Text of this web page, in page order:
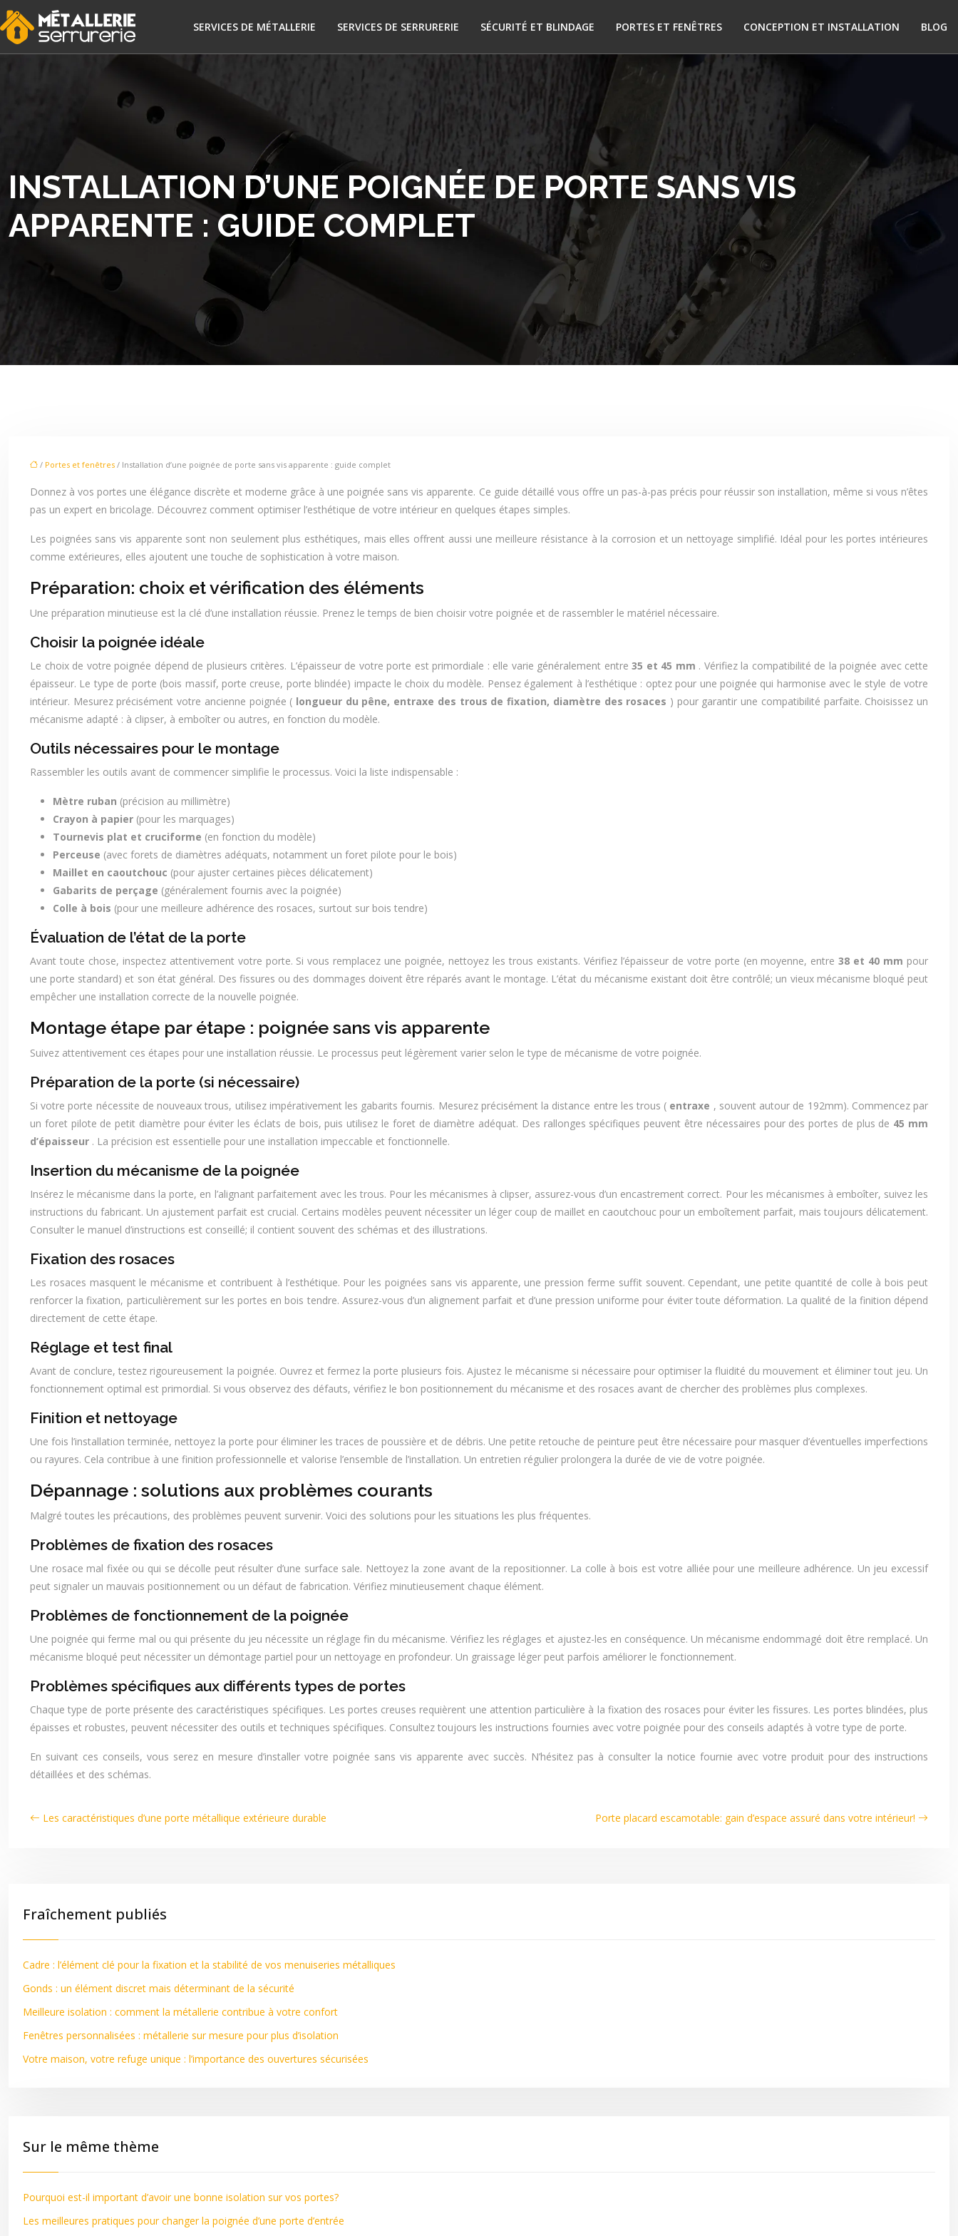
SERVICES DE MÉTALLERIE SERVICES DE SERRURERIE SÉCURITÉ ET BLINDAGE PORTES ET FENÊTRES CONCEPTION ET INSTALLATION BLOG
INSTALLATION D’UNE POIGNÉE DE PORTE SANS VIS
APPARENTE : GUIDE COMPLET
/ Portes et fenêtres / Installation d’une poignée de porte sans vis apparente : guide complet
Donnez à vos portes une élégance discrète et moderne grâce à une poignée sans vis apparente. Ce guide détaillé vous offre un pas-à-pas précis pour réussir son installation, même si vous n’êtes
pas un expert en bricolage. Découvrez comment optimiser l’esthétique de votre intérieur en quelques étapes simples.
Les poignées sans vis apparente sont non seulement plus esthétiques, mais elles offrent aussi une meilleure résistance à la corrosion et un nettoyage simplifié. Idéal pour les portes intérieures
comme extérieures, elles ajoutent une touche de sophistication à votre maison.
Préparation: choix et vérification des éléments
Une préparation minutieuse est la clé d’une installation réussie. Prenez le temps de bien choisir votre poignée et de rassembler le matériel nécessaire.
Choisir la poignée idéale
Le choix de votre poignée dépend de plusieurs critères. L’épaisseur de votre porte est primordiale : elle varie généralement entre 35 et 45 mm . Vérifiez la compatibilité de la poignée avec cette
épaisseur. Le type de porte (bois massif, porte creuse, porte blindée) impacte le choix du modèle. Pensez également à l’esthétique : optez pour une poignée qui harmonise avec le style de votre
intérieur. Mesurez précisément votre ancienne poignée ( longueur du pêne, entraxe des trous de fixation, diamètre des rosaces ) pour garantir une compatibilité parfaite. Choisissez un
mécanisme adapté : à clipser, à emboîter ou autres, en fonction du modèle.
Outils nécessaires pour le montage
Rassembler les outils avant de commencer simplifie le processus. Voici la liste indispensable :
Mètre ruban (précision au millimètre)
Crayon à papier (pour les marquages)
Tournevis plat et cruciforme (en fonction du modèle)
Perceuse (avec forets de diamètres adéquats, notamment un foret pilote pour le bois)
Maillet en caoutchouc (pour ajuster certaines pièces délicatement)
Gabarits de perçage (généralement fournis avec la poignée)
Colle à bois (pour une meilleure adhérence des rosaces, surtout sur bois tendre)
Évaluation de l’état de la porte
Avant toute chose, inspectez attentivement votre porte. Si vous remplacez une poignée, nettoyez les trous existants. Vérifiez l’épaisseur de votre porte (en moyenne, entre38 et 40 mm pour
une porte standard) et son état général. Des fissures ou des dommages doivent être réparés avant le montage. L’état du mécanisme existant doit être contrôlé; un vieux mécanisme bloqué peut
empêcher une installation correcte de la nouvelle poignée.
Montage étape par étape : poignée sans vis apparente
Suivez attentivement ces étapes pour une installation réussie. Le processus peut légèrement varier selon le type de mécanisme de votre poignée.
Préparation de la porte (si nécessaire)
Si votre porte nécessite de nouveaux trous, utilisez impérativement les gabarits fournis. Mesurez précisément la distance entre les trous ( entraxe , souvent autour de 192mm). Commencez par
un foret pilote de petit diamètre pour éviter les éclats de bois, puis utilisez le foret de diamètre adéquat. Des rallonges spécifiques peuvent être nécessaires pour des portes de plus de 45 mm
d’épaisseur . La précision est essentielle pour une installation impeccable et fonctionnelle.
Insertion du mécanisme de la poignée
Insérez le mécanisme dans la porte, en l’alignant parfaitement avec les trous. Pour les mécanismes à clipser, assurez-vous d’un encastrement correct. Pour les mécanismes à emboîter, suivez les
instructions du fabricant. Un ajustement parfait est crucial. Certains modèles peuvent nécessiter un léger coup de maillet en caoutchouc pour un emboîtement parfait, mais toujours délicatement.
Consulter le manuel d’instructions est conseillé; il contient souvent des schémas et des illustrations.
Fixation des rosaces
Les rosaces masquent le mécanisme et contribuent à l’esthétique. Pour les poignées sans vis apparente, une pression ferme suffit souvent. Cependant, une petite quantité de colle à bois peut
renforcer la fixation, particulièrement sur les portes en bois tendre. Assurez-vous d’un alignement parfait et d’une pression uniforme pour éviter toute déformation. La qualité de la finition dépend
directement de cette étape.
Réglage et test final
Avant de conclure, testez rigoureusement la poignée. Ouvrez et fermez la porte plusieurs fois. Ajustez le mécanisme si nécessaire pour optimiser la fluidité du mouvement et éliminer tout jeu. Un
fonctionnement optimal est primordial. Si vous observez des défauts, vérifiez le bon positionnement du mécanisme et des rosaces avant de chercher des problèmes plus complexes.
Finition et nettoyage
Une fois l’installation terminée, nettoyez la porte pour éliminer les traces de poussière et de débris. Une petite retouche de peinture peut être nécessaire pour masquer d’éventuelles imperfections
ou rayures. Cela contribue à une finition professionnelle et valorise l’ensemble de l’installation. Un entretien régulier prolongera la durée de vie de votre poignée.
Dépannage : solutions aux problèmes courants
Malgré toutes les précautions, des problèmes peuvent survenir. Voici des solutions pour les situations les plus fréquentes.
Problèmes de fixation des rosaces
Une rosace mal fixée ou qui se décolle peut résulter d’une surface sale. Nettoyez la zone avant de la repositionner. La colle à bois est votre alliée pour une meilleure adhérence. Un jeu excessif
peut signaler un mauvais positionnement ou un défaut de fabrication. Vérifiez minutieusement chaque élément.
Problèmes de fonctionnement de la poignée
Une poignée qui ferme mal ou qui présente du jeu nécessite un réglage fin du mécanisme. Vérifiez les réglages et ajustez-les en conséquence. Un mécanisme endommagé doit être remplacé. Un
mécanisme bloqué peut nécessiter un démontage partiel pour un nettoyage en profondeur. Un graissage léger peut parfois améliorer le fonctionnement.
Problèmes spécifiques aux différents types de portes
Chaque type de porte présente des caractéristiques spécifiques. Les portes creuses requièrent une attention particulière à la fixation des rosaces pour éviter les fissures. Les portes blindées, plus
épaisses et robustes, peuvent nécessiter des outils et techniques spécifiques. Consultez toujours les instructions fournies avec votre poignée pour des conseils adaptés à votre type de porte.
En suivant ces conseils, vous serez en mesure d’installer votre poignée sans vis apparente avec succès. N’hésitez pas à consulter la notice fournie avec votre produit pour des instructions
détaillées et des schémas.
Les caractéristiques d’une porte métallique extérieure durable Porte placard escamotable: gain d’espace assuré dans votre intérieur!
Fraîchement publiés
Cadre : l’élément clé pour la fixation et la stabilité de vos menuiseries métalliques
Gonds : un élément discret mais déterminant de la sécurité
Meilleure isolation : comment la métallerie contribue à votre confort
Fenêtres personnalisées : métallerie sur mesure pour plus d’isolation
Votre maison, votre refuge unique : l’importance des ouvertures sécurisées
Sur le même thème
Pourquoi est-il important d’avoir une bonne isolation sur vos portes?
Les meilleures pratiques pour changer la poignée d’une porte d’entrée